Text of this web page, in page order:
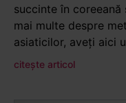
succinte în
mai multe despre
asiaticilor, aveți aici
citește articol